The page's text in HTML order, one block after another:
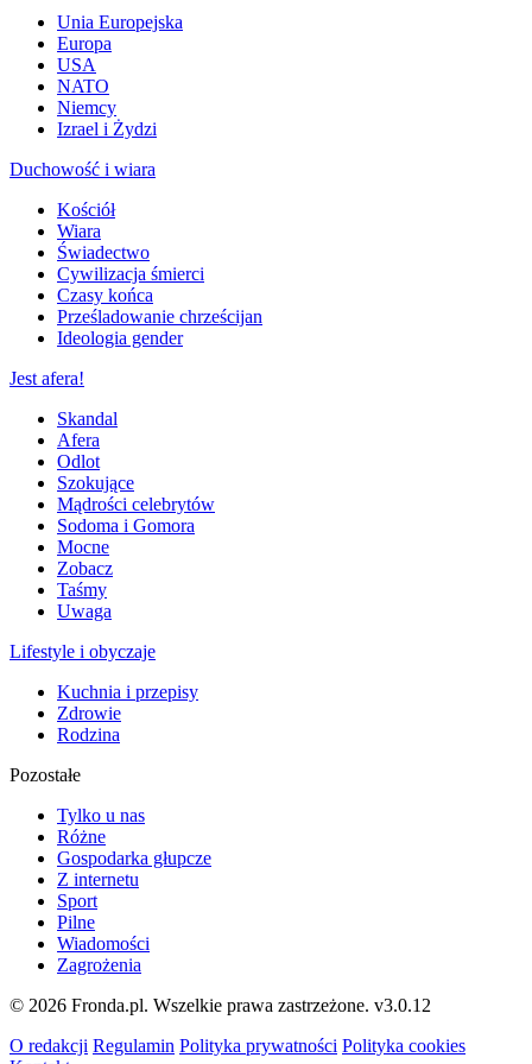
Unia Europejska
Europa
USA
NATO
Niemcy
Izrael i Żydzi
Duchowość i wiara
Kościół
Wiara
Świadectwo
Cywilizacja śmierci
Czasy końca
Prześladowanie chrześcijan
Ideologia gender
Jest afera!
Skandal
Afera
Odlot
Szokujące
Mądrości celebrytów
Sodoma i Gomora
Mocne
Zobacz
Taśmy
Uwaga
Lifestyle i obyczaje
Kuchnia i przepisy
Zdrowie
Rodzina
Pozostałe
Tylko u nas
Różne
Gospodarka głupcze
Z internetu
Sport
Pilne
Wiadomości
Zagrożenia
© 2026 Fronda.pl. Wszelkie prawa zastrzeżone. v3.0.12
O redakcji Regulamin Polityka prywatności Polityka cookies